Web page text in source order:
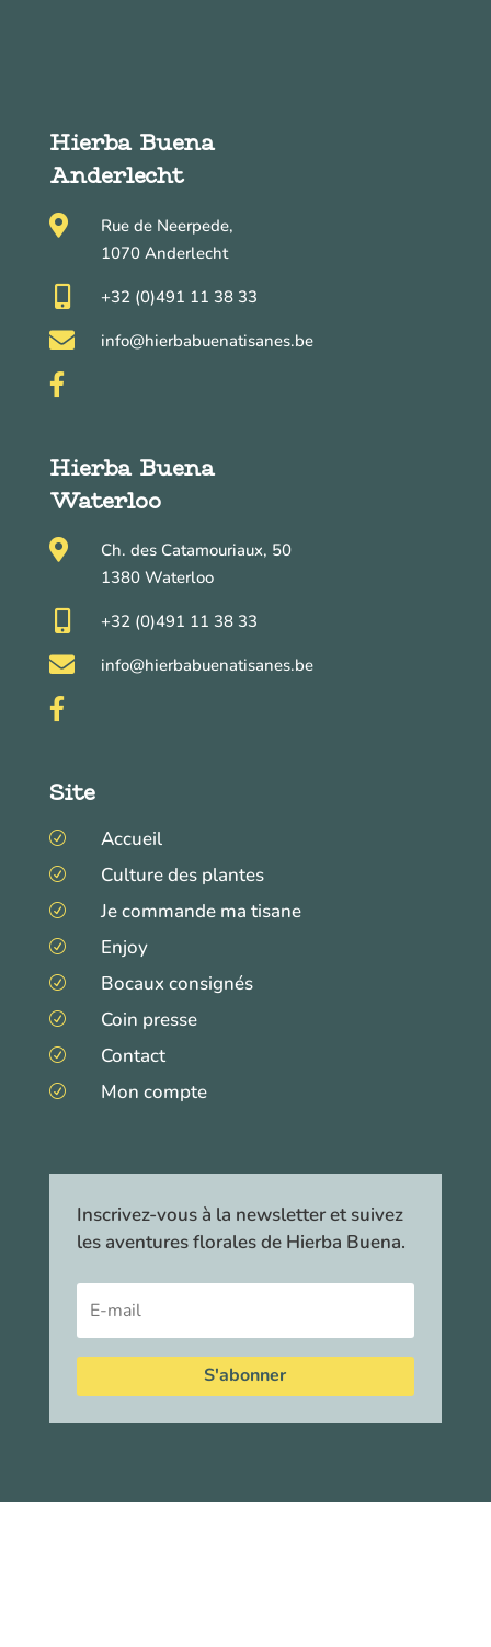
Hierba Buena
Anderlecht

Rue de Neerpede,
1070 Anderlecht
+32 (0)491 11 38 33
 info@hierbabuenatisanes.be

Hierba Buena
Waterloo

Ch. des Catamouriaux, 50
1380 Waterloo
 +32 (0)491 11 38 33
 info@hierbabuenatisanes.be

Site
R Accueil
R Culture des plantes
R Je commande ma tisane
R Enjoy
R Bocaux consignés
R Coin presse
R Contact
R Mon compte
Inscrivez-vous à la newsletter et suivez
les aventures florales de Hierba Buena.
S'abonner